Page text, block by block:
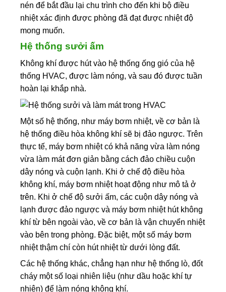
nén để bắt đầu lại chu trình cho đến khi bộ điều
nhiệt xác định được phòng đã đạt được nhiệt độ
mong muốn.
Hệ thống sưởi ấm
Không khí được hút vào hệ thống ống gió của hệ
thống HVAC, được làm nóng, và sau đó được tuần
hoàn lại khắp nhà.
Một số hệ thống, như máy bơm nhiệt, về cơ bản là
hệ thống điều hòa không khí sẽ bị đảo ngược. Trên
thực tế, máy bơm nhiệt có khả năng vừa làm nóng
vừa làm mát đơn giản bằng cách đảo chiều cuộn
dây nóng và cuộn lạnh. Khi ở chế độ điều hòa
không khí, máy bơm nhiệt hoạt động như mô tả ở
trên. Khi ở chế độ sưởi ấm, các cuộn dây nóng và
lạnh được đảo ngược và máy bơm nhiệt hút không
khí từ bên ngoài vào, về cơ bản là vận chuyển nhiệt
vào bên trong phòng. Đặc biệt, một số máy bơm
nhiệt thậm chí còn hút nhiệt từ dưới lòng đất.
Các hệ thống khác, chẳng hạn như hệ thống lò, đốt
cháy một số loại nhiên liệu (như dầu hoặc khí tự
nhiên) để làm nóng không khí.